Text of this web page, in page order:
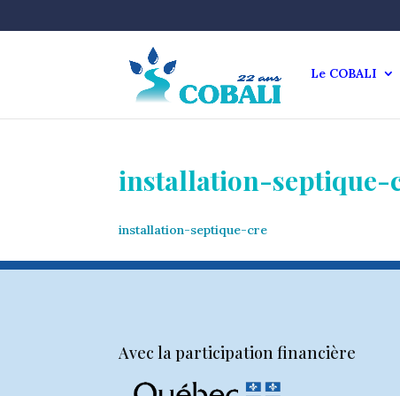
Le COBALI
installation-septique-
installation-septique-cre
Avec la participation financière